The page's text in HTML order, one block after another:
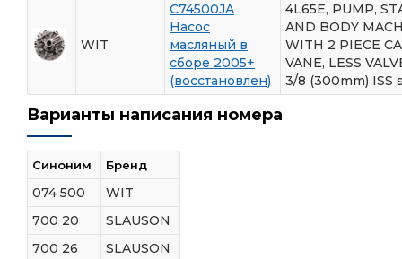
WIT
C74500JA
Насос
масляный в
сборе 2005+
(восстановлен)
4L65E, PUMP,
AND BODY
WITH 2 PIECE
VANE, LESS
3/8 (300mm) ISS
Варианты написания номера
Синоним Бренд
074 500
WIT
700 20
SLAUSON
700 26
SLAUSON